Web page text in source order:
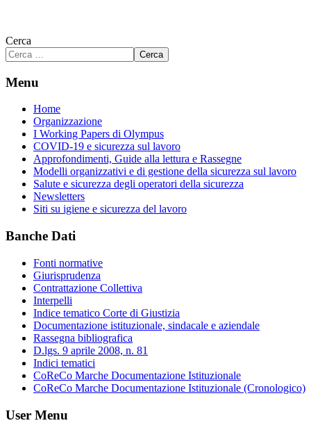
Cerca
Cerca
Menu
Home
Organizzazione
I Working Papers di Olympus
COVID-19 e sicurezza sul lavoro
Approfondimenti, Guide alla lettura e Rassegne
Modelli organizzativi e di gestione della sicurezza sul lavoro
Salute e sicurezza degli operatori della sicurezza
Newsletters
Siti su igiene e sicurezza del lavoro
Banche Dati
Fonti normative
Giurisprudenza
Contrattazione Collettiva
Interpelli
Indice tematico Corte di Giustizia
Documentazione istituzionale, sindacale e aziendale
Rassegna bibliografica
D.lgs. 9 aprile 2008, n. 81
Indici tematici
CoReCo Marche Documentazione Istituzionale
CoReCo Marche Documentazione Istituzionale (Cronologico)
User Menu